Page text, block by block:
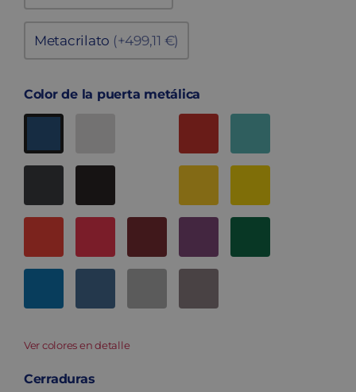
Metacrilato (+499,11 €)
Color de la puerta metálica
Ver colores en detalle
Cerraduras